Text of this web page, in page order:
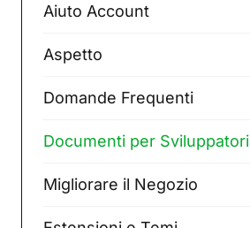
Aiuto Account
Aspetto
Domande Frequenti
Documenti per Sviluppatori
Migliorare il Negozio